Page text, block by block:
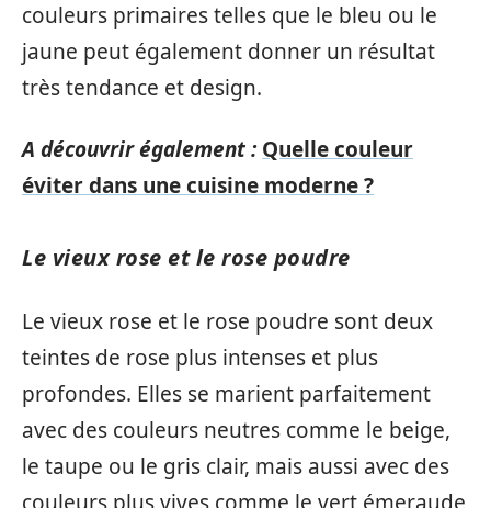
couleurs primaires telles que le bleu ou le
jaune peut également donner un résultat
très tendance et design.
A découvrir également : Quelle couleur
éviter dans une cuisine moderne ?
Le vieux rose et le rose poudre
Le vieux rose et le rose poudre sont deux
teintes de rose plus intenses et plus
profondes. Elles se marient parfaitement
avec des couleurs neutres comme le beige,
le taupe ou le gris clair, mais aussi avec des